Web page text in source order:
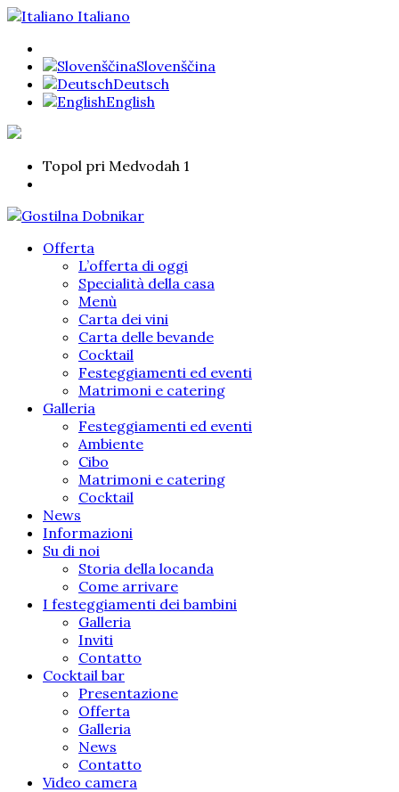
Italiano
Slovenščina
Deutsch
English
Topol pri Medvodah 1
Offerta
L’offerta di oggi
Specialità della casa
Menù
Carta dei vini
Carta delle bevande
Cocktail
Festeggiamenti ed eventi
Matrimoni e catering
Galleria
Festeggiamenti ed eventi
Ambiente
Cibo
Matrimoni e catering
Cocktail
News
Informazioni
Su di noi
Storia della locanda
Come arrivare
I festeggiamenti dei bambini
Galleria
Inviti
Contatto
Cocktail bar
Presentazione
Offerta
Galleria
News
Contatto
Video camera